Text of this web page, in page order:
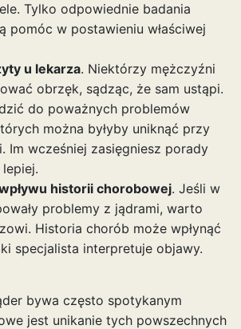
Tylko odpowiednie badania
pomóc w postawieniu właściwej
u lekarza. Niektórzy mężczyźni
obrzęk, sądząc, że sam ustąpi.
do poważnych problemów
można byłyby uniknąć przy
Im wcześniej zasięgniesz porady
historii chorobowej. Jeśli w
problemy z jądrami, warto
Historia chorób może wpłynąć
specjalista interpretuje objawy.
bywa często spotykanym
jest unikanie tych powszechnych